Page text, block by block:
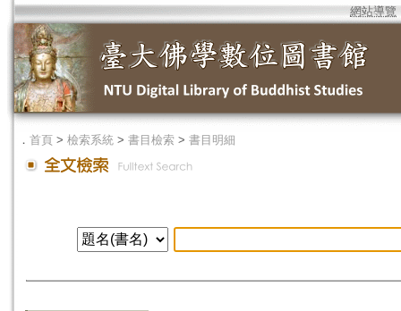
網站導覽
． 首頁 > 檢索系統 > 書目檢索 > 書目明細